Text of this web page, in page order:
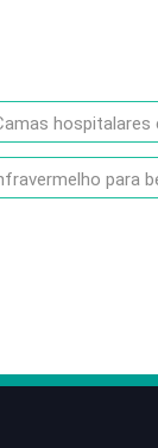
hospitalares
para